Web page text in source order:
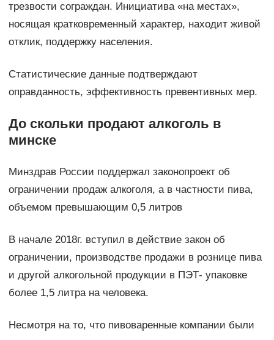
трезвости сограждан. Инициатива «на местах»,
носящая кратковременный характер, находит живой
отклик, поддержку населения.
Статистические данные подтверждают
оправданность, эффективность превентивных мер.
До скольки продают алкоголь в
минске
Минздрав России поддержал законопроект об
ограничении продаж алкоголя, а в частности пива,
объемом превышающим 0,5 литров
В начале 2018г. вступил в действие закон об
ограничении, производстве продажи в рознице пива
и другой алкогольной продукции в ПЭТ- упаковке
более 1,5 литра на человека.
Несмотря на то, что пивоваренные компании были